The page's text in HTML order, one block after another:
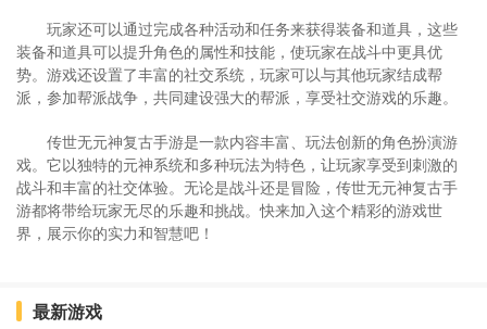
玩家还可以通过完成各种活动和任务来获得装备和道具，这些
装备和道具可以提升角色的属性和技能，使玩家在战斗中更具优
势。游戏还设置了丰富的社交系统，玩家可以与其他玩家结成帮
派，参加帮派战争，共同建设强大的帮派，享受社交游戏的乐趣。
传世无元神复古手游是一款内容丰富、玩法创新的角色扮演游
戏。它以独特的元神系统和多种玩法为特色，让玩家享受到刺激的
战斗和丰富的社交体验。无论是战斗还是冒险，传世无元神复古手
游都将带给玩家无尽的乐趣和挑战。快来加入这个精彩的游戏世
界，展示你的实力和智慧吧！
最新游戏